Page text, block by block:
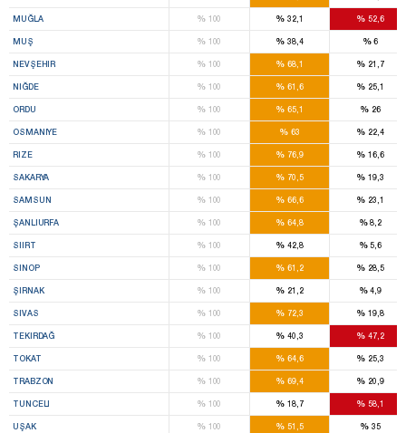
MUĞLA %100 % 32,1 % 52,6
MUŞ %100 % 38,4 %6
NEVŞEHIR %100 % 68,1 % 21,7
NIĞDE %100 % 61,6 % 25,1
ORDU %100 % 65,1 %26
OSMANIYE %100 % 63 % 22,4
RIZE %100 % 76,9 % 16,6
SAKARYA %100 % 70,5 % 19,3
SAMSUN %100 % 66,6 % 23,1
ŞANLIURFA %100 % 64,8 %8,2
SIIRT %100 % 42,8 %5,6
SINOP %100 % 61,2 % 28,5
ŞIRNAK %100 % 21,2 %4,9
SIVAS %100 % 72,3 % 19,8
TEKIRDAĞ %100 % 40,3 % 47,2
TOKAT %100 % 64,6 % 25,3
TRABZON %100 % 69,4 % 20,9
TUNCELI %100 % 18,7 % 58,1
UŞAK %100 % 51,5 %35